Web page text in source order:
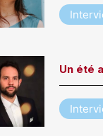
Un été